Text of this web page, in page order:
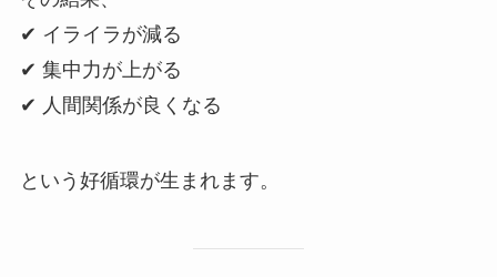
✔ イライラが減る
✔ 集中力が上がる
✔ 人間関係が良くなる
という好循環が生まれます。